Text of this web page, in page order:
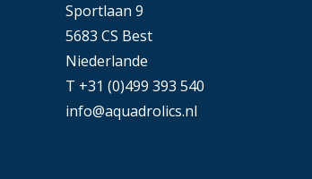
Sportlaan 9
5683 CS Best
Niederlande
T +31 (0)499 393 540
info@aquadrolics.nl